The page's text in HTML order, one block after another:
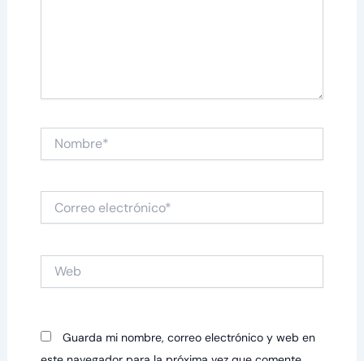
electrónico*
Guarda mi nombre, correo electrónico y web en